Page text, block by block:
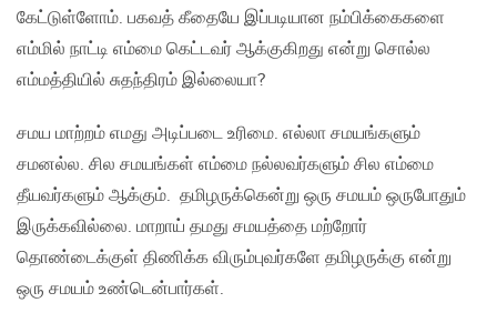
கேட்டுள்ளோம். பகவத் கீதையே இப்படியான நம்பிக்கைகளை
எம்மில் நாட்டி எம்மை கெட்டவர் ஆக்குகிறது என்று சொல்ல
எம்மத்தியில் சுதந்திரம் இல்லையா?
சமய மாற்றம் எமது அடிப்படை உரிமை. எல்லா சமயங்களும்
சமனல்ல. சில சமயங்கள் எம்மை நல்லவர்களும் சில எம்மை
தீயவர்களும் ஆக்கும். தமிழருக்கென்று ஒரு சமயம் ஒருபோதும்
இருக்கவில்லை. மாறாய் தமது சமயத்தை மற்றோர்
தொண்டைக்குள் திணிக்க விரும்புவர்களே தமிழருக்கு என்று
ஒரு சமயம் உண்டென்பார்கள்.